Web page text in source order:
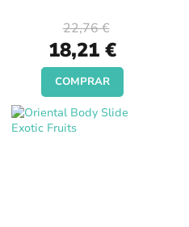
Special
Price
18,21 €
22,76 €
COMPRAR